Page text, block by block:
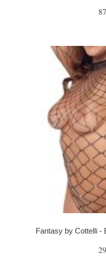
Fantasy by Cottelli